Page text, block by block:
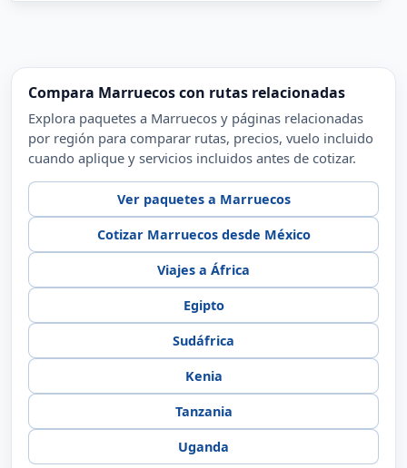
Compara Marruecos con rutas relacionadas
Explora paquetes a Marruecos y páginas relacionadas
por región para comparar rutas, precios, vuelo incluido
cuando aplique y servicios incluidos antes de cotizar.
Ver paquetes a Marruecos
Cotizar Marruecos desde México
Viajes a África
Egipto
Sudáfrica
Kenia
Tanzania
Uganda